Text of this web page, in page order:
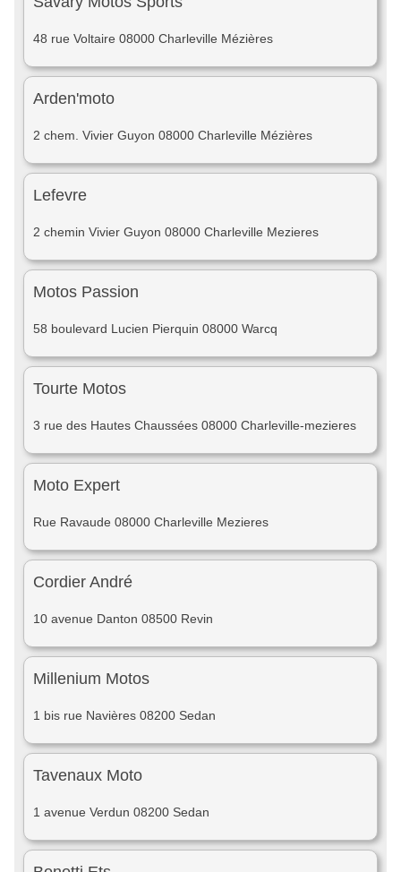
48 rue Voltaire 08000 Charleville Mézières
Arden'moto
2 chem. Vivier Guyon 08000 Charleville Mézières
Lefevre
2 chemin Vivier Guyon 08000 Charleville Mezieres
Motos Passion
58 boulevard Lucien Pierquin 08000 Warcq
Tourte Motos
3 rue des Hautes Chaussées 08000 Charleville-mezieres
Moto Expert
Rue Ravaude 08000 Charleville Mezieres
Cordier André
10 avenue Danton 08500 Revin
Millenium Motos
1 bis rue Navières 08200 Sedan
Tavenaux Moto
1 avenue Verdun 08200 Sedan